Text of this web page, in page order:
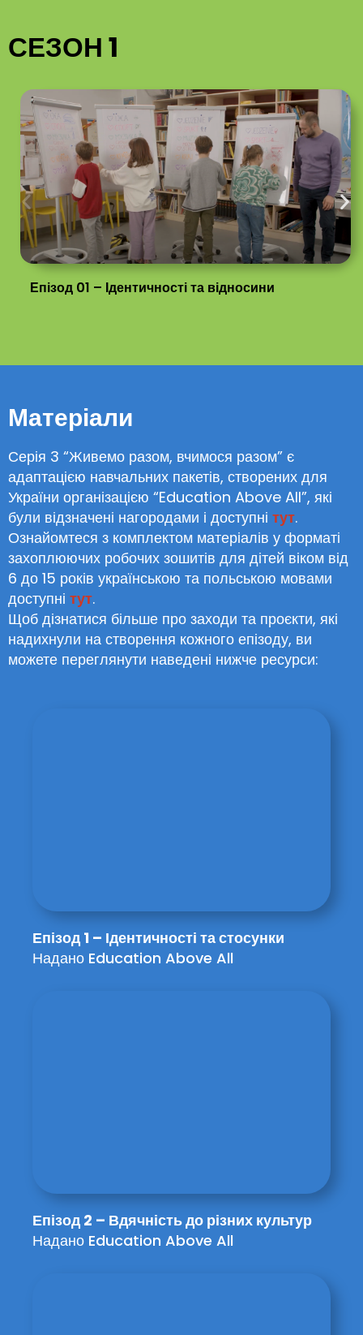
СЕЗОН 1
Епізод 01 – Ідентичності та відносини
Матеріали
Серія 3 “Живемо разом, вчимося разом” є
адаптацією навчальних пакетів, створених для
України організацією “Education Above All”, які
були відзначені нагородами і доступні тут.
Ознайомтеся з комплектом матеріалів у форматі
захоплюючих робочих зошитів для дітей віком від
6 до 15 років українською та польською мовами
доступні тут.
Щоб дізнатися більше про заходи та проєкти, які
надихнули на створення кожного епізоду, ви
можете переглянути наведені нижче ресурси:
Епізод 1 – Ідентичності та стосунки
Надано Education Above All
Епізод 2 – Вдячність до різних культур
Надано Education Above All